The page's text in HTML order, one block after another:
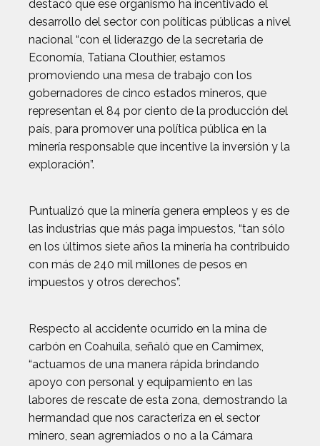
destacó que ese organismo ha incentivado el
desarrollo del sector con políticas públicas a nivel
nacional “con el liderazgo de la secretaria de
Economía, Tatiana Clouthier, estamos
promoviendo una mesa de trabajo con los
gobernadores de cinco estados mineros, que
representan el 84 por ciento de la producción del
país, para promover una política pública en la
minería responsable que incentive la inversión y la
exploración”.
Puntualizó que la minería genera empleos y es de
las industrias que más paga impuestos, “tan sólo
en los últimos siete años la minería ha contribuido
con más de 240 mil millones de pesos en
impuestos y otros derechos”.
Respecto al accidente ocurrido en la mina de
carbón en Coahuila, señaló que en Camimex,
“actuamos de una manera rápida brindando
apoyo con personal y equipamiento en las
labores de rescate de esta zona, demostrando la
hermandad que nos caracteriza en el sector
minero, sean agremiados o no a la Cámara